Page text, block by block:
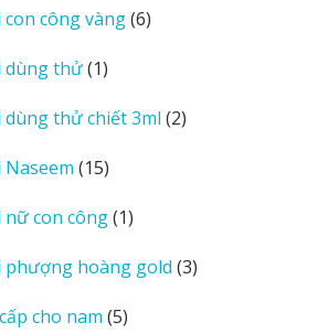
phẩm
công vàng 66
dùng thử 11
phẩm
thử chiết 3ml 22
1515
phẩm
con công 11
phẩm
phượng hoàng gold 33
cho nam 55